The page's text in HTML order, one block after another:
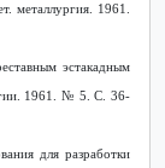
металлургия. 1961.
эстакадным
1961. № 5. С. 36-
для разработки